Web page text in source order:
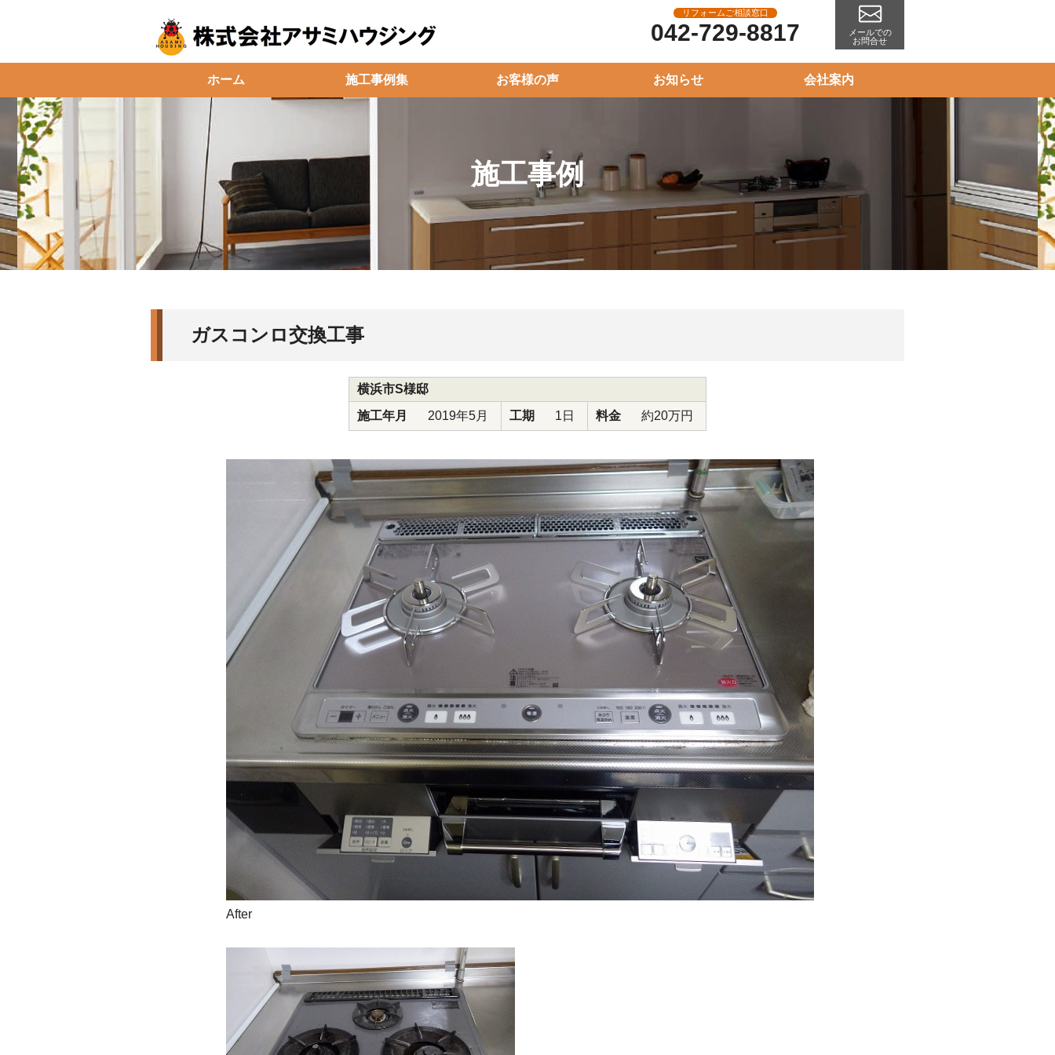
リフォームご相談窓口
042-729-8817
メールでの
お問合せ
ホーム 施工事例集 お客様の声 お知らせ 会社案内
施工事例
ガスコンロ交換工事
横浜市S様邸
施工年月
2019年5月 工期 1日 料金 約20万円
After